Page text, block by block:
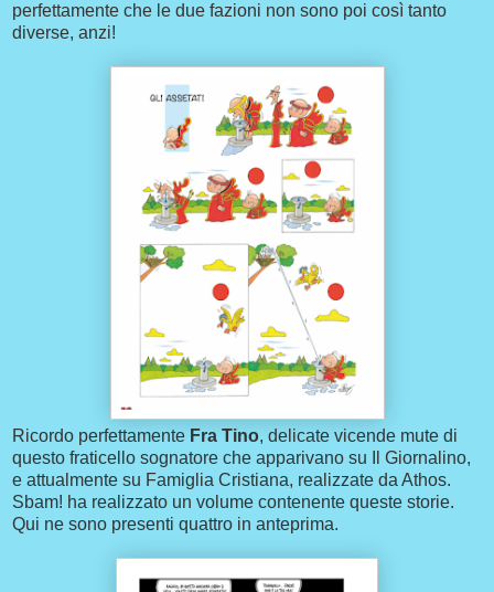
perfettamente che le due fazioni non sono poi così tanto
diverse, anzi!
Ricordo perfettamente Fra Tino, delicate vicende mute di
questo fraticello sognatore che apparivano su Il Giornalino,
e attualmente su Famiglia Cristiana, realizzate da Athos.
Sbam! ha realizzato un volume contenente queste storie.
Qui ne sono presenti quattro in anteprima.